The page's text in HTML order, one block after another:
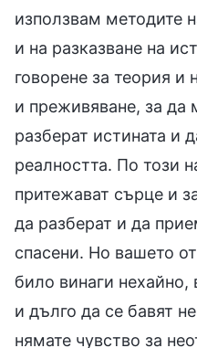
използвам методите
и на разказване на
говорене за теория и
и преживяване, за да
разберат истината и
реалността. По този
притежават сърце и
да разберат и да
спасени. Но вашето
било винаги нехайно,
и дълго да се бавят
нямате чувство за